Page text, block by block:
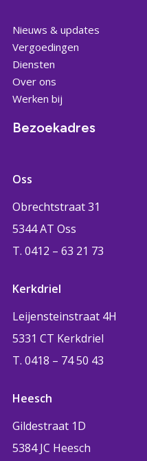
Nieuws & updates
Vergoedingen
Diensten
Over ons
Werken bij
Bezoekadres
Oss
Obrechtstraat 31
5344 AT Oss
T. 0412 – 63 21 73
Kerkdriel
Leijensteinstraat 4H
5331 CT Kerkdriel
T. 0418 – 74 50 43
Heesch
Gildestraat 1D
5384 JC Heesch